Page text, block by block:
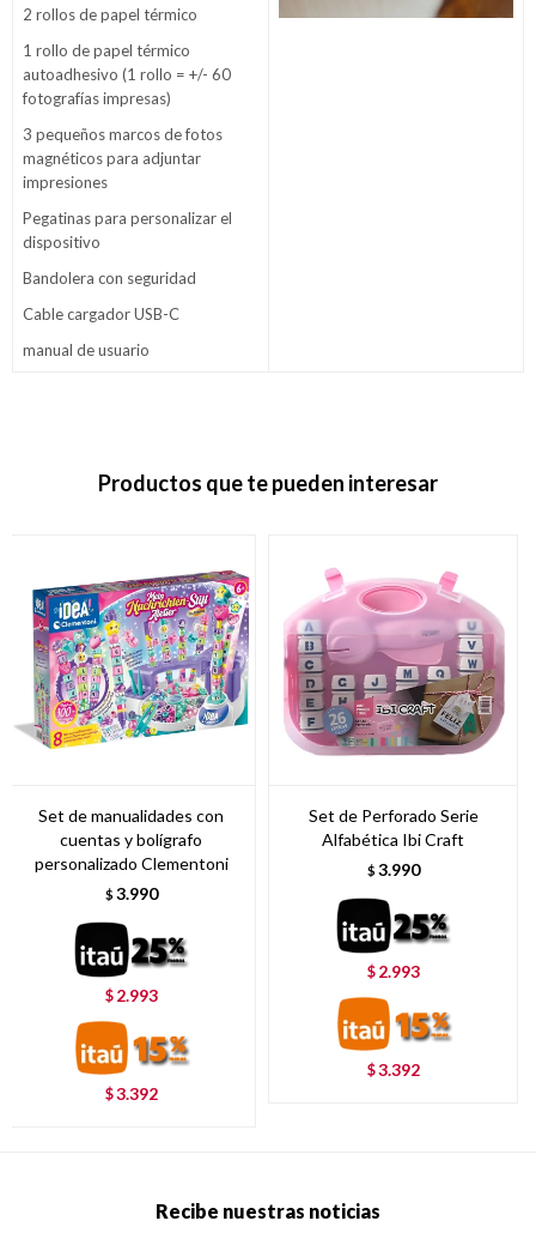
2 rollos de papel térmico
1 rollo de papel térmico
autoadhesivo (1 rollo = +/- 60
fotografías impresas)
3 pequeños marcos de fotos
magnéticos para adjuntar
impresiones
Pegatinas para personalizar el
dispositivo
Bandolera con seguridad
Cable cargador USB-C
manual de usuario
Productos que te pueden interesar
Set de manualidades con
cuentas y bolígrafo
personalizado Clementoni
$ 3.990
$ 2.993
$3.392
Set de Perforado Serie
Alfabética Ibi Craft
$ 3.990
$ 2.993
$3.392
Recibe nuestras noticias